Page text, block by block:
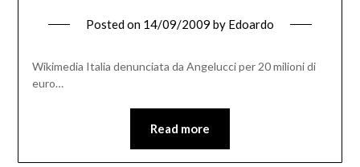
Posted on 14/09/2009 by Edoardo
Wikimedia Italia denunciata da Angelucci per 20 milioni di
euro…
Read more